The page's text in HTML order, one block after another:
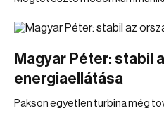
Magyar Péter: stabil
energiaellátása
Pakson egyetlen turbina még